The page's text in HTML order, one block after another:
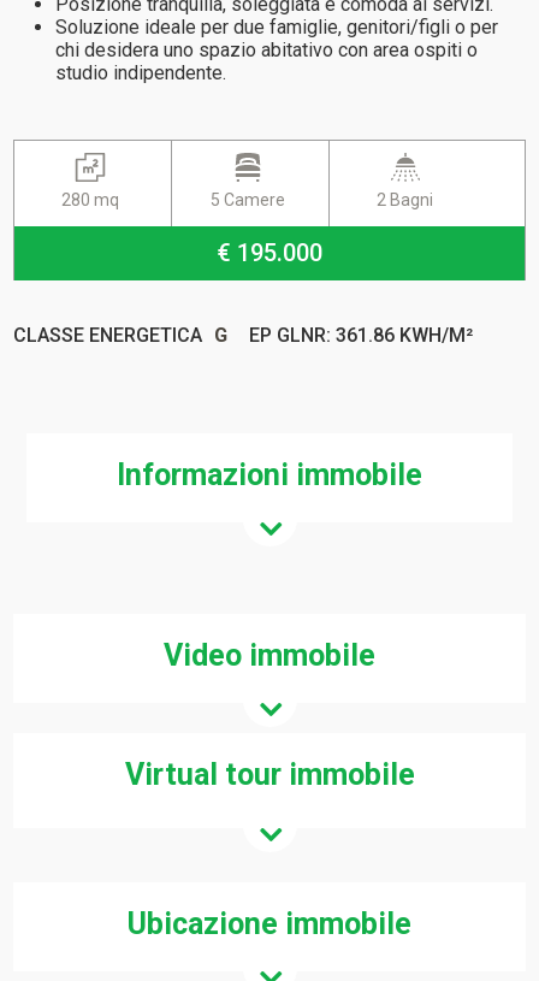
Soluzione ideale per due famiglie, genitori/figli o per
chi desidera uno spazio abitativo con area ospiti o
studio indipendente.
280 mq 5 Camere 2 Bagni
€ 195.000
CLASSE ENERGETICA G EP GLNR: 361.86 KWH/M²
Informazioni immobile
Video immobile
Virtual tour immobile
Ubicazione immobile